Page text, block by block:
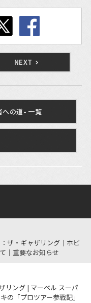
NEXT
の道- 一覧
ザ・ギャザリング｜ホビ
｜重要なお知らせ
リング | マーベル スーパ
の「プロツアー参戦記」